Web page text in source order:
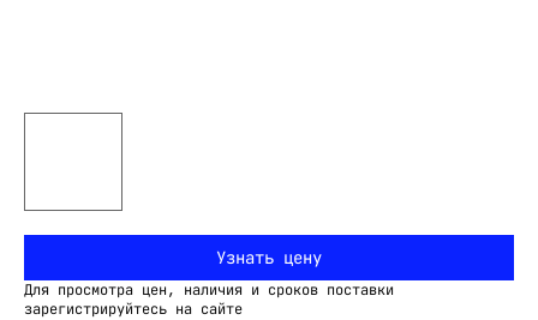
Узнать цену
Для просмотра цен, наличия и сроков поставки
зарегистрируйтесь на сайте